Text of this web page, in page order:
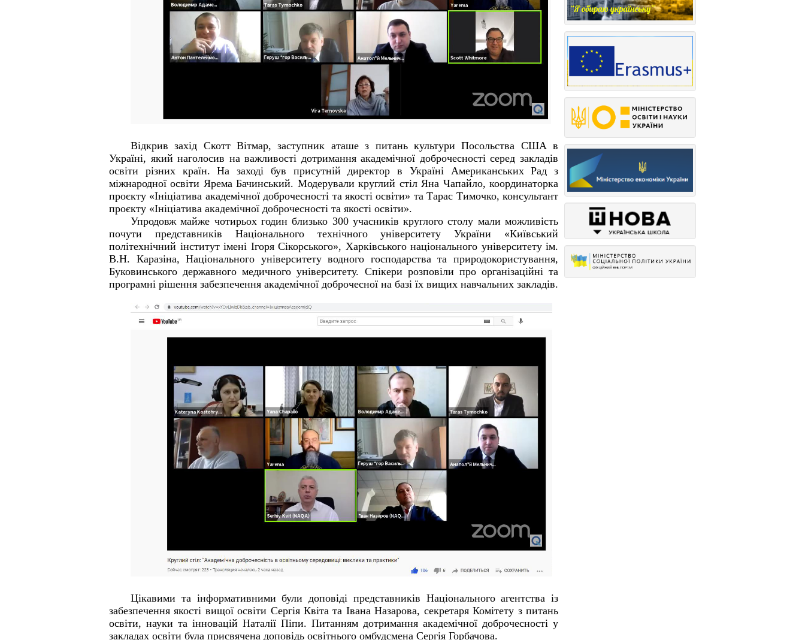
Відкрив захід Скотт Вітмар, заступник аташе з питань культури Посольства США в
Україні, який наголосив на важливості дотримання академічної доброчесності серед закладів
освіти різних країн. На заході був присутнійдиректор в Україні Американських Рад з
міжнародної освіти Ярема Бачинський. Модерували круглий стіл Яна Чапайло, координаторка
проєкту «Ініціатива академічної доброчесності та якості освіти» та Тарас Тимочко, консультант
проєкту «Ініціатива академічної доброчесності та якості освіти».
Упродовж майже чотирьох годин близько 300 учасників круглого столу мали можливість
почути представників Національного технічного університету України «Київський
політехнічний інститут імені Ігоря Сікорського», Харківського національного університету ім.
В.Н. Каразіна, Національного університету водного господарства та природокористування,
Буковинського державного медичного університету. Спікери розповіли про організаційні та
програмні рішення забезпечення академічної доброчесної на базі їх вищих навчальних закладів.
Цікавими та інформативними були доповіді представників Національного агентства із
забезпечення якості вищої освіти Сергія Квіта та Івана Назарова, секретаря Комітету з питань
освіти, науки та інновацій Наталії Піпи. Питанням дотримання академічної доброчесності у
закладах освіти була присвячена доповідь освітнього омбудсмена Сергія Горбачова.